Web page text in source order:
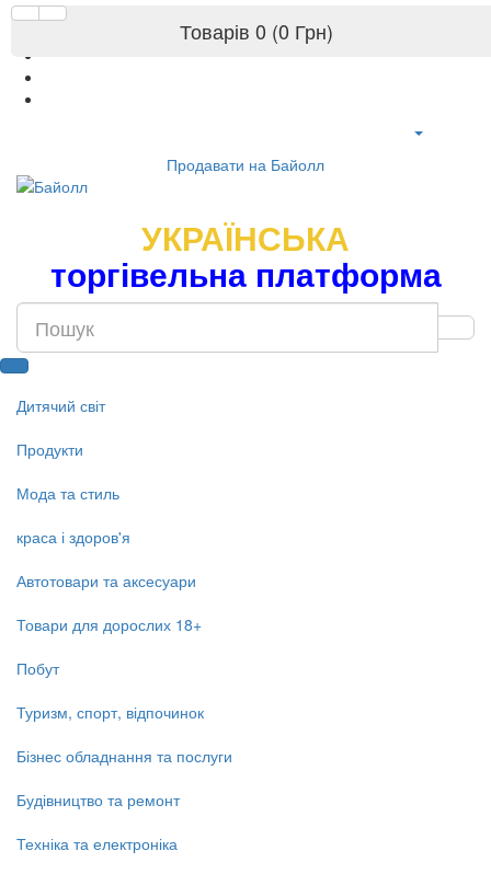
Продавати на Байолл
УКРАЇНСЬКА
торгівельна платформа
Товарів 0 (0 Грн)
Дитячий світ
Продукти
Мода та стиль
краса і здоров'я
Автотовари та аксесуари
Товари для дорослих 18+
Побут
Туризм, спорт, відпочинок
Бізнес обладнання та послуги
Будівництво та ремонт
Техніка та електроніка